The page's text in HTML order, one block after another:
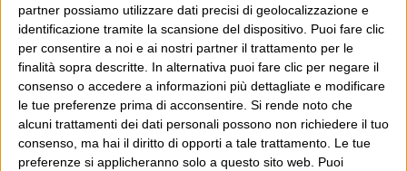
partner possiamo utilizzare dati precisi di geolocalizzazione e
identificazione tramite la scansione del dispositivo. Puoi fare clic
per consentire a noi e ai nostri partner il trattamento per le
finalità sopra descritte. In alternativa puoi fare clic per negare il
consenso o accedere a informazioni più dettagliate e modificare
le tue preferenze prima di acconsentire. Si rende noto che
alcuni trattamenti dei dati personali possono non richiedere il tuo
consenso, ma hai il diritto di opporti a tale trattamento. Le tue
preferenze si applicheranno solo a questo sito web. Puoi